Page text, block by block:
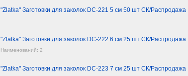
"Zlatka" Заготовки для заколок DC-221 5 см 50 шт СК/Распродажа
"Zlatka" Заготовки для заколок DC-222 6 см 25 шт СК/Распродажа
Наименований: 2
"Zlatka" Заготовки для заколок DC-223 7 см 25 шт СК/Распродажа